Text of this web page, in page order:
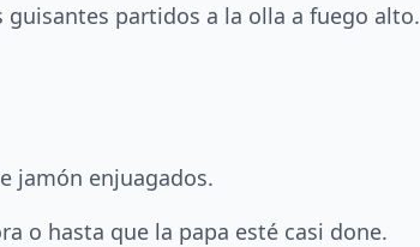
guisantes partidos a la olla a fuego alto.
jamón enjuagados.
o hasta que la papa esté casi done.